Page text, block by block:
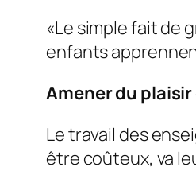
«Le simple fait de
enfants
Amener du
Le travail des
être coûteux, va